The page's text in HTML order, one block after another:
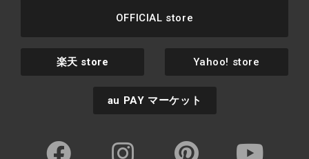
OFFICIAL store
楽天 store Yahoo! store
au PAY マーケット